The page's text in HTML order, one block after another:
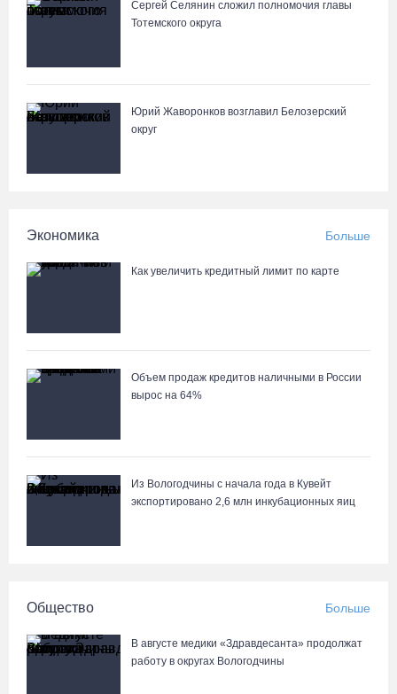
Осановская роща в Вологде стала современным парком с
Житель Москвы пострадал в опрокинувшемся под Вытегрой
строительного рынка в области
05.08.26 / 15:47
Более 17 тысяч онкоскринингов проведено на Вологодчине с
Разбившегося водителя кроссового мотоцикла доставили в
05.08.26 / 15:25
Шумоэкран на Белозерском шоссе в Вологде превратили в
космическую галерею
05.08.26 / 15:09
Сергей Селянин сложил полномочия главы
Тотемского округа
Юрий Жаворонков возглавил Белозерский
округ
Экономика Больше
Как увеличить кредитный лимит по карте
Объем продаж кредитов наличными в России
вырос на 64%
Из Вологодчины с начала года в Кувейт
экспортировано 2,6 млн инкубационных яиц
Общество Больше
В августе медики «Здравдесанта» продолжат
работу в округах Вологодчины